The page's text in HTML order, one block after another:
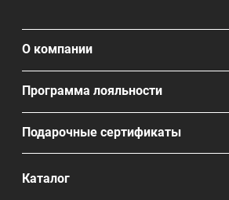
О компании
Программа лояльности
Подарочные сертификаты
Каталог